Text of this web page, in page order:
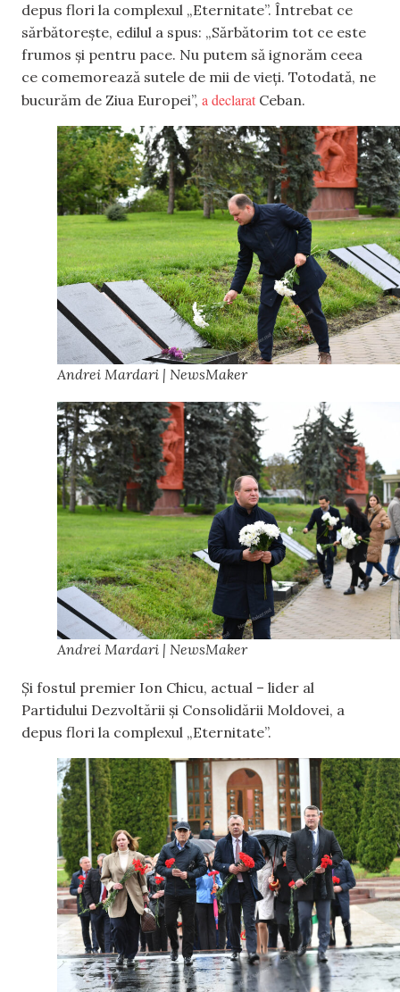
depus flori la complexul „Eternitate”. Întrebat ce
sărbătorește, edilul a spus: „Sărbătorim tot ce este
frumos și pentru pace. Nu putem să ignorăm ceea
ce comemorează sutele de mii de vieți. Totodată, ne
bucurăm de Ziua Europei”, a declarat Ceban.
Andrei Mardari | NewsMaker
Andrei Mardari | NewsMaker
Și fostul premier Ion Chicu, actual – lider al
Partidului Dezvoltării și Consolidării Moldovei, a
depus flori la complexul „Eternitate”.